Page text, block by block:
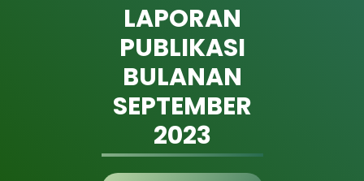
LAPORAN
PUBLIKASI
BULANAN
SEPTEMBER
2023